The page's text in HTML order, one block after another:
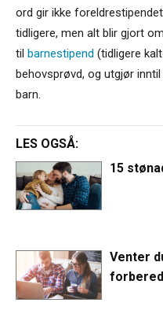
ord gir ikke
tidligere, men alt blir gjort
til barnestipend (tidligere
behovsprøvd, og utgjør
barn.
LES OGSÅ:
15
Venter